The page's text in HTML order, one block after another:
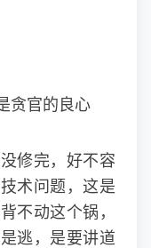
贪官的良心
修完，好不容
术问题，这是
不动这个锅，
逃，是要讲道